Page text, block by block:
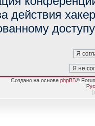
действия
Создано на основе phpBB®
[